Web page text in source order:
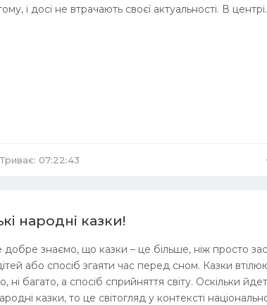
і досі не втрачають своєї актуальності. В
Триває: 07:22:43
народні казки!
знаємо, що казки – це більше, ніж просто
або спосіб згаяти час перед сном. Казки
ні багато, а спосіб сприйняття світу. Оскільки
казки, то це світогляд у контексті